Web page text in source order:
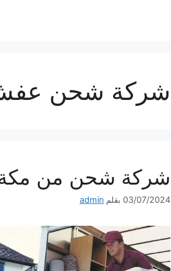
شركة شحن عفش
شركة شحن من مكة الي
03/07/2024 بقلم admin